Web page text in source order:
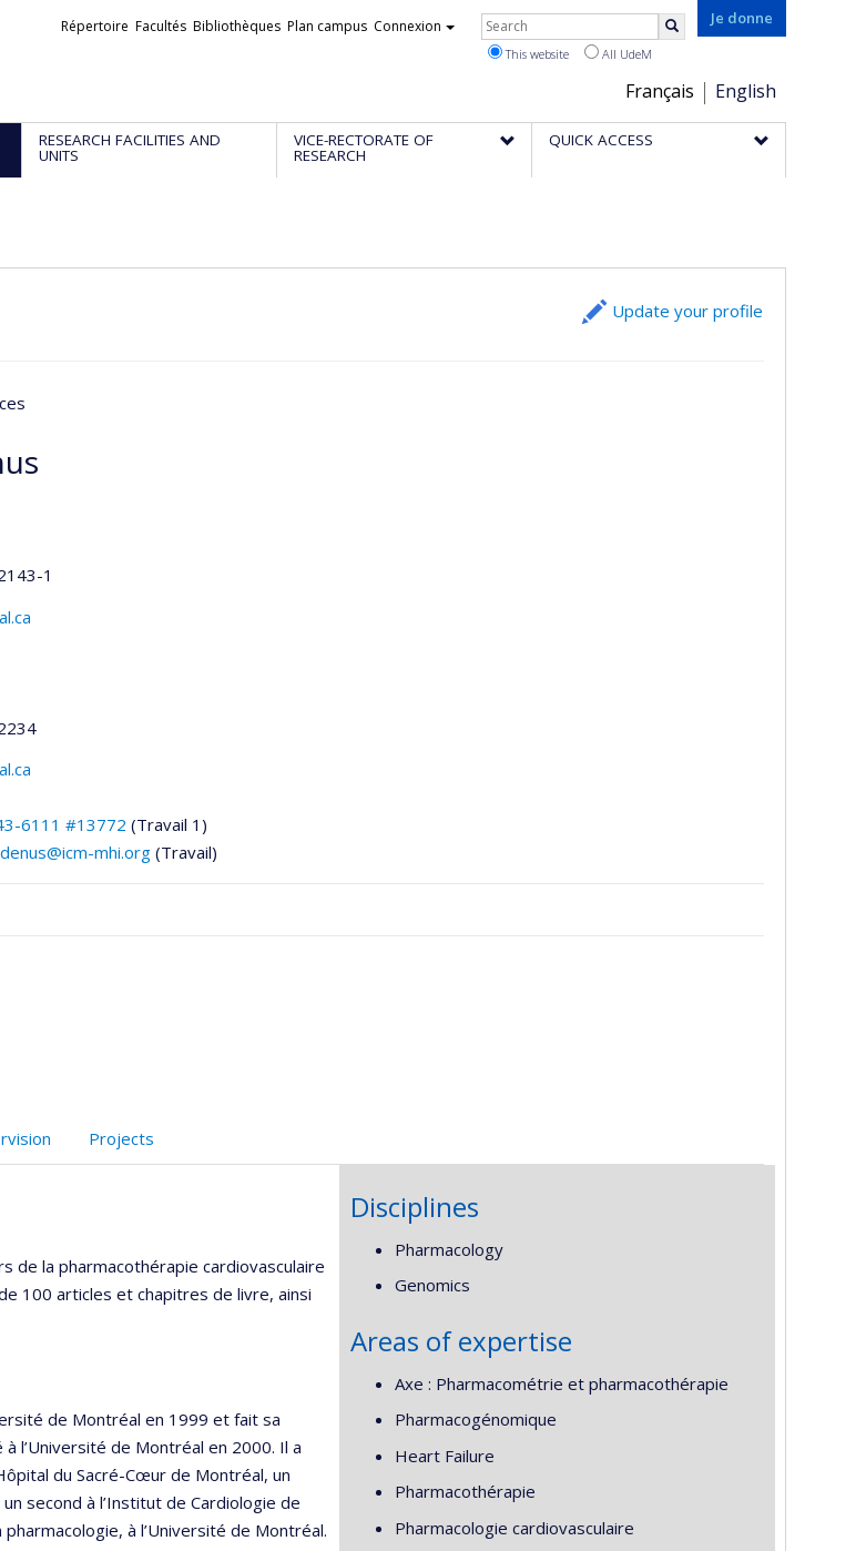
Je donne
Choix
de
la
Français English
Liens
Répertoire Facultés Bibliothèques Plan campus Connexion Rechercher
This website All UdeM
RESEARCH FACILITIES AND
UNITS
VICE-RECTORATE OF
RESEARCH
QUICK ACCESS
Update your profile
1
6111 #13772 (Travail 1)
mhi.org(Travail)
Projects
de la pharmacothérapie cardiovasculaire
100 articles et chapitres de livre, ainsi
de Montréal en 1999 et fait sa
l’Université de Montréal en 2000. Il a
du Sacré-Cœur de Montréal, un
second à l’Institut de Cardiologie de
à l’Université de Montréal.
Disciplines
Pharmacology
Genomics
Areas of expertise
Axe : Pharmacométrie et pharmacothérapie
Pharmacogénomique
Heart Failure
Pharmacothérapie
Pharmacologie cardiovasculaire